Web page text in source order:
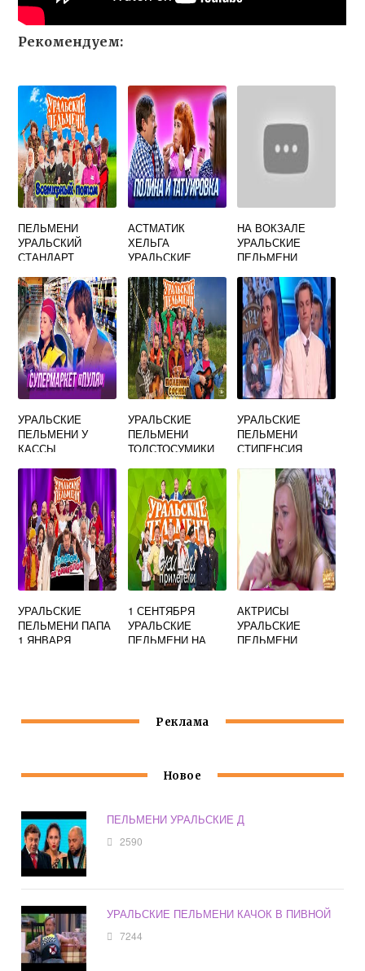
Рекомендуем:
ПЕЛЬМЕНИ
УРАЛЬСКИЙ
СТАНДАРТ
АСТМАТИК
ХЕЛЬГА
УРАЛЬСКИЕ
НА ВОКЗАЛЕ
УРАЛЬСКИЕ
ПЕЛЬМЕНИ
УРАЛЬСКИЕ
ПЕЛЬМЕНИ У
КАССЫ
УРАЛЬСКИЕ
ПЕЛЬМЕНИ
ТОЛСТОСУМИКИ
УРАЛЬСКИЕ
ПЕЛЬМЕНИ
СТИПЕНСИЯ
УРАЛЬСКИЕ
ПЕЛЬМЕНИ ПАПА
1 ЯНВАРЯ
1 СЕНТЯБРЯ
УРАЛЬСКИЕ
ПЕЛЬМЕНИ НА
АКТРИСЫ
УРАЛЬСКИЕ
ПЕЛЬМЕНИ
Реклама
Новое
ПЕЛЬМЕНИ УРАЛЬСКИЕ Д
2590
УРАЛЬСКИЕ ПЕЛЬМЕНИ КАЧОК В ПИВНОЙ
7244